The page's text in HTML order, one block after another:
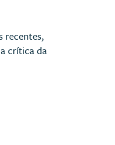
recentes,
crítica da